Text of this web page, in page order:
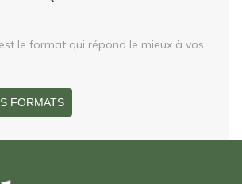
le format qui répond le mieux à vos
FORMATS